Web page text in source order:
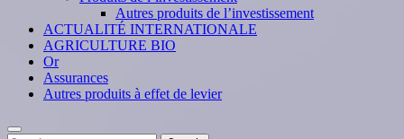
Autres produits de l’investissement
ACTUALITÉ INTERNATIONALE
AGRICULTURE BIO
Or
Assurances
Autres produits à effet de levier
Search